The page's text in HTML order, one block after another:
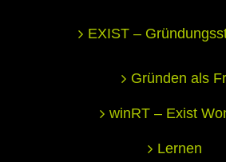
EXIST –
Gründen als
winRT – Exist
Lernen